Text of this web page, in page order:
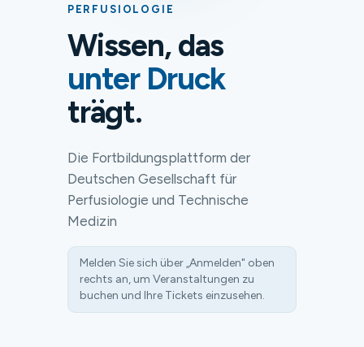
PERFUSIOLOGIE
Wissen, das
unter Druck
trägt.
Die Fortbildungsplattform der
Deutschen Gesellschaft für
Perfusiologie und Technische
Medizin
Melden Sie sich über „Anmelden" oben
rechts an, um Veranstaltungen zu
buchen und Ihre Tickets einzusehen.